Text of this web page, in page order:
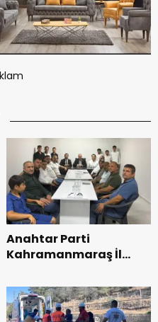
Anahtar Parti
Kahramanmaraş İl
Teşkilatı ile buluştu.